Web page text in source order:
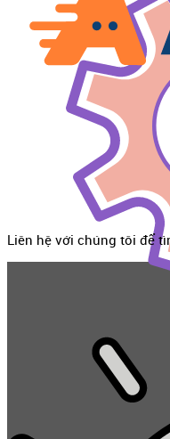
Liên hệ với chúng tôi để